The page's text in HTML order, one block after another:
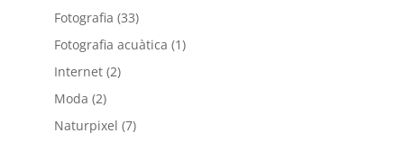
Fotografia (33)
Fotografia acuàtica (1)
Internet(2)
Moda (2)
Naturpixel (7)